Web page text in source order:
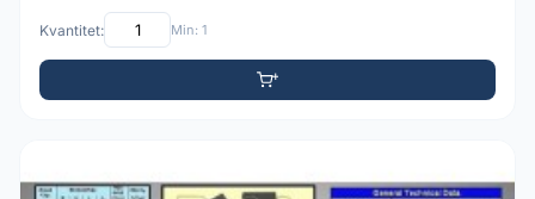
Kvantitet: Min: 1